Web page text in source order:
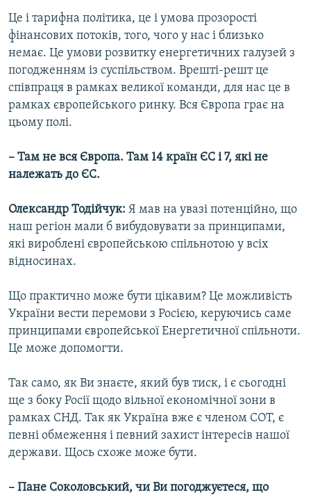
Це і тарифна політика, це і умова прозорості
фінансових потоків, того, чого у нас і близько
немає. Це умови розвитку енергетичних галузей з
погодженням із суспільством. Врешті-решт це
співпраця в рамках великої команди, для нас це в
рамках європейського ринку. Вся Європа грає на
цьому полі.
– Там не вся Європа. Там 14 країн ЄС і 7, які не
належать до ЄС.
Олександр Тодійчук: Я мав на увазі потенційно, що
наш регіон мали б вибудовувати за принципами,
які вироблені європейською спільнотою у всіх
відносинах.
Що практично може бути цікавим? Це можливість
України вести перемови з Росією, керуючись саме
принципами європейської Енергетичної спільноти.
Це може допомогти.
Так само, як Ви знаєте, який був тиск, і є сьогодні
ще з боку Росії щодо вільної економічної зони в
рамках СНД. Так як Україна вже є членом СОТ, є
певні обмеження і певний захист інтересів нашої
держави. Щось схоже може бути.
– Пане Соколовський, чи Ви погоджуєтеся, що